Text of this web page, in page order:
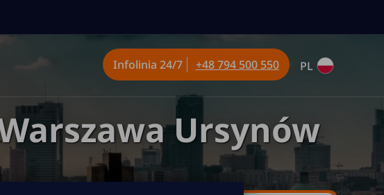
Ursynów
Infolinia 24/7 +48 794 500 550 PL